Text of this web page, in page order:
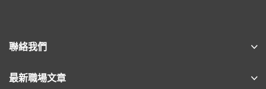
聯絡我們
最新職場文章